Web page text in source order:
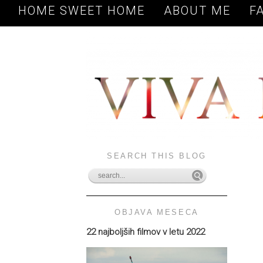
HOME SWEET HOME ABOUT ME
SEARCH THIS BLOG
OBJAVA MESECA
22 najboljših filmov v letu 2022